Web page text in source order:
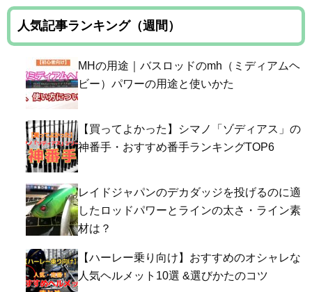
人気記事ランキング（週間）
MHの用途｜バスロッドのmh（ミディアムヘ
ビー）パワーの用途と使いかた
【買ってよかった】シマノ「ゾディアス」の
神番手・おすすめ番手ランキングTOP6
レイドジャパンのデカダッジを投げるのに適
したロッドパワーとラインの太さ・ライン素
材は？
【ハーレー乗り向け】おすすめのオシャレな
人気ヘルメット10選 &選びかたのコツ